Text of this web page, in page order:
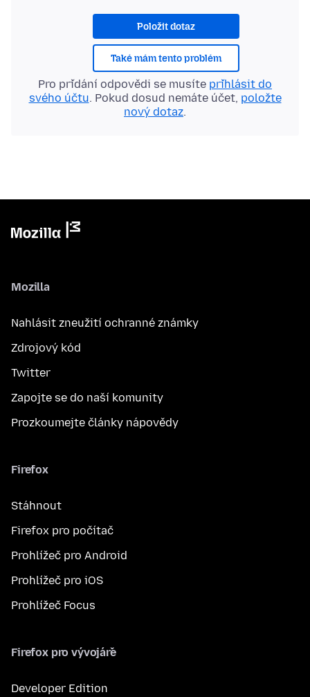
Položit dotaz
Také mám tento problém
Pro přidání odpovědi se musíte přihlásit do
svého účtu. Pokud dosud nemáte účet, položte
nový dotaz.
Mozilla
Nahlásit zneužití ochranné známky
Zdrojový kód
Twitter
Zapojte se do naší komunity
Prozkoumejte články nápovědy
Firefox
Stáhnout
Firefox pro počítač
Prohlížeč pro Android
Prohlížeč pro iOS
Prohlížeč Focus
Firefox pro vývojáře
Developer Edition